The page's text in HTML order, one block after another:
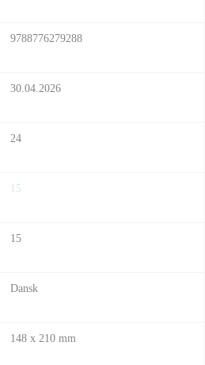
9788776279288
30.04.2026
24
15
15
Dansk
148 x 210 mm